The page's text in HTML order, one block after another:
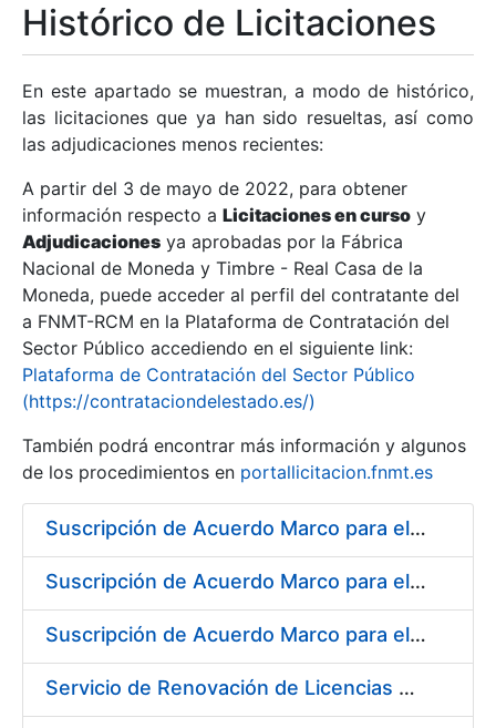
Mostrar/Ocultar
Mostrar/Ocultar
Mostrar/Ocultar
Histórico de Licitaciones
En este apartado se muestran, a modo de histórico,
las licitaciones que ya han sido resueltas, así como
las adjudicaciones menos recientes:
A partir del 3 de mayo de 2022, para obtener
información respecto a Licitaciones en curso y
Adjudicaciones ya aprobadas por la Fábrica
Nacional de Moneda y Timbre - Real Casa de la
Moneda, puede acceder al perfil del contratante del
a FNMT-RCM en la Plataforma de Contratación del
Sector Público accediendo en el siguiente link:
Plataforma de Contratación del Sector Público
(https://contrataciondelestado.es/)
También podrá encontrar más información y algunos
de los procedimientos en portallicitacion.fnmt.es
Suscripción de Acuerdo Marco para el Suministro de Material de Hierro para la Fábrica de Papel de Seguridad de la FNMT-RCM en Burgos
Suscripción de Acuerdo Marco para el Suministro de Material de Neumática para la Fábrica de Papel de Seguridad de la FNMT-RCM en Burgos
Suscripción de Acuerdo Marco para el Suministro de Material de Acero Inoxidable para la Fábrica de Papel de Seguridad de la FNMT-RCM en Burgos
Servicio de Renovación de Licencias Adobe